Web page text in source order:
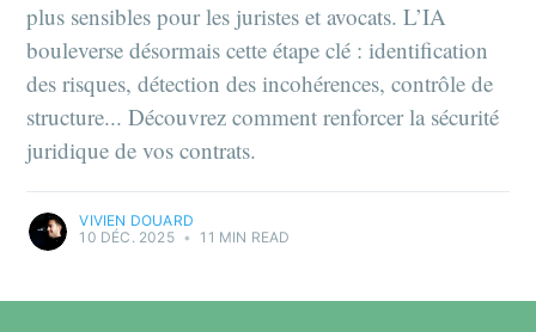
plus sensibles pour les juristes et avocats. L’IA
bouleverse désormais cette étape clé : identification
des risques, détection des incohérences, contrôle de
structure... Découvrez comment renforcer la sécurité
juridique de vos contrats.
VIVIEN DOUARD
10 DÉC. 2025 • 11 MIN READ